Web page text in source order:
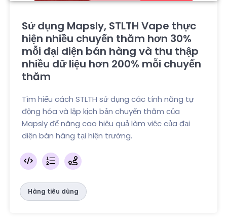
Sử dụng Mapsly, STLTH Vape thực
hiện nhiều chuyến thăm hơn 30%
mỗi đại diện bán hàng và thu thập
nhiều dữ liệu hơn 200% mỗi chuyến
thăm
Tìm hiểu cách STLTH sử dụng các tính năng tự
động hóa và lập kịch bản chuyến thăm của
Mapsly để nâng cao hiệu quả làm việc của đại
diện bán hàng tại hiện trường.
Hàng tiêu dùng